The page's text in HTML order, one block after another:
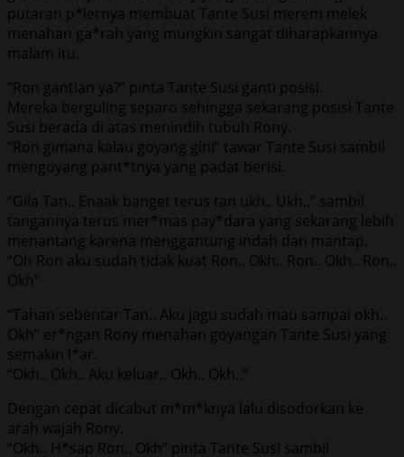
putaran p*lernya membuat Tante Susi merem melek
menahan ga*rah yang mungkin sangat diharapkannya
malam itu.
“Ron gantian ya?” pinta Tante Susi ganti posisi.
Mereka berguling separo sehingga sekarang posisi Tante
Susi berada di atas menindih tubuh Rony.
“Ron gimana kalau goyang gini” tawar Tante Susi sambil
mengoyang pant*tnya yang padat berisi.
“Gila Tan.. Enaak banget terus tan ukh.. Ukh..” sambil
tangannya terus mer*mas pay*dara yang sekarang lebih
menantang karena menggantung indah dan mantap.
“Oh Ron aku sudah tidak kuat Ron.. Okh.. Ron.. Okh.. Ron..
Okh”
“Tahan sebentar Tan.. Aku jagu sudah mau sampai okh..
Okh” er*ngan Rony menahan goyangan Tante Susi yang
semakin l*ar.
“Okh.. Okh.. Aku keluar.. Okh.. Okh..”
Dengan cepat dicabut m*m*knya lalu disodorkan ke
arah wajah Rony.
“Okh.. H*sap Ron.. Okh” pinta Tante Susi sambil